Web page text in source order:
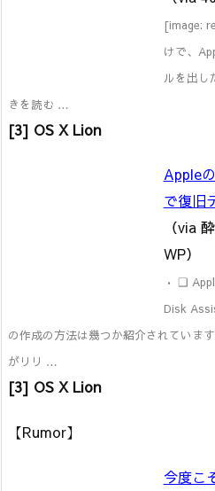
[image:
けで、
ルを出し
きを読む …
[3] OS X Lion
Apple
で復旧
（via
WP）
• ❑
Disk
の作成の方法は幾つか紹介されていま
がリリ …
[3] OS X Lion
【Rumor】
今度こ